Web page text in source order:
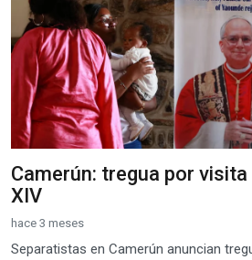
Camerún: tregua por
XIV
hace 3 meses
Separatistas en Camerún anuncian